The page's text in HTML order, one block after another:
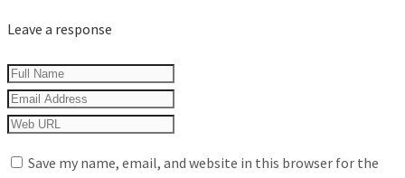
Leave a response
Save my name, email, and website in this browser for the